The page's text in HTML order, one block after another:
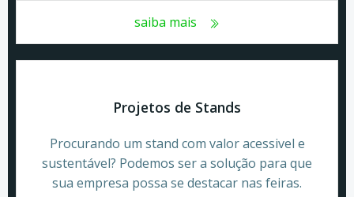
saiba mais
Projetos de Stands
Procurando um stand com valor acessivel e
sustentável? Podemos ser a solução para que
sua empresa possa se destacar nas feiras.